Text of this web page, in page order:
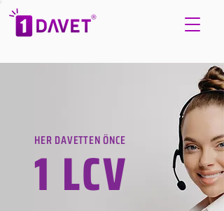
HER DAVETTEN ÖNCE
1 LCV